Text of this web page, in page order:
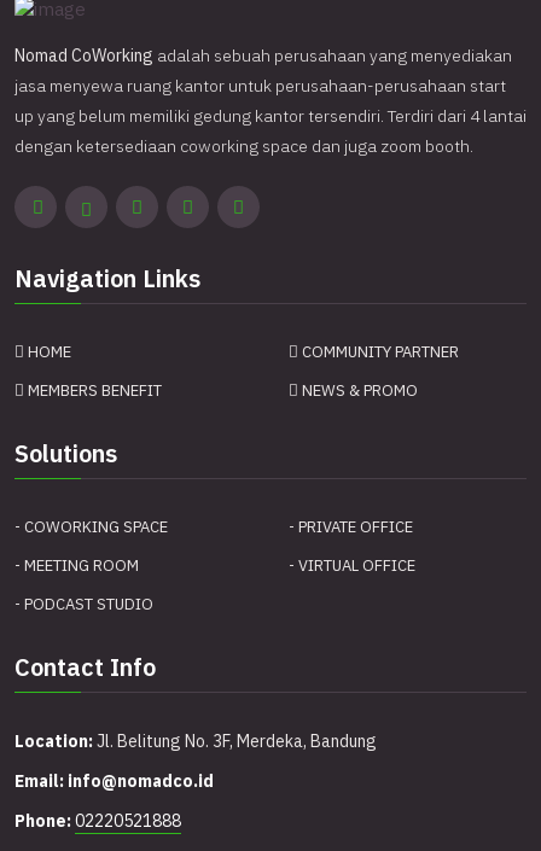
Nomad CoWorking adalah sebuah perusahaan yang menyediakan
jasa menyewa ruang kantor untuk perusahaan-perusahaan start
up yang belum memiliki gedung kantor tersendiri. Terdiri dari 4 lantai
dengan ketersediaan coworking space dan juga zoom booth.
Navigation Links
HOME
COMMUNITY PARTNER
MEMBERS BENEFIT
NEWS & PROMO
Solutions
- COWORKING SPACE
- PRIVATE OFFICE
- MEETING ROOM
- VIRTUAL OFFICE
- PODCAST STUDIO
Contact Info
Location:Jl. Belitung No. 3F, Merdeka, Bandung
Email: info@nomadco.id
Phone:02220521888